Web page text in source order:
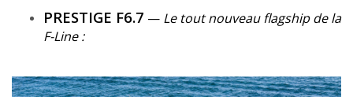
PRESTIGE F6.7 — Le tout nouveau flagship de la
F-Line :